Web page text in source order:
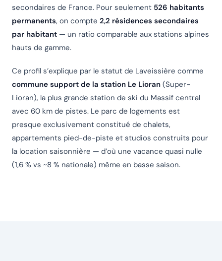
secondaires de France. Pour seulement 526 habitants
permanents, on compte 2,2 résidences secondaires
par habitant — un ratio comparable aux stations alpines
hauts de gamme.
Ce profil s’explique par le statut de Laveissière comme
commune support de la station Le Lioran (Super-
Lioran), la plus grande station de ski du Massif central
avec 60 km de pistes. Le parc de logements est
presque exclusivement constitué de chalets,
appartements pied-de-piste et studios construits pour
la location saisonnière — d’où une vacance quasi nulle
(1,6 % vs ~8 % nationale) même en basse saison.